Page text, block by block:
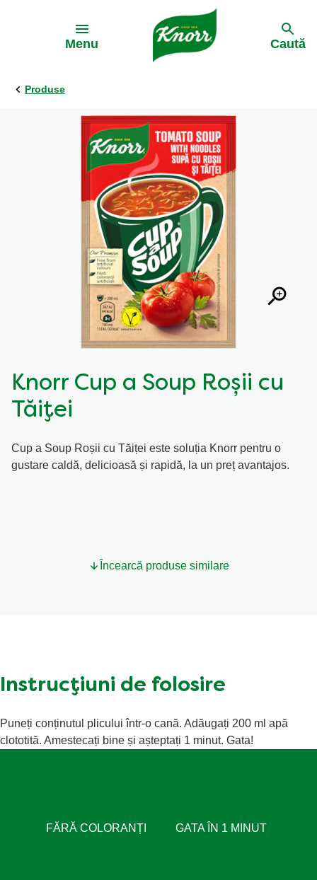
Menu Caută
Produse
Knorr Cup a Soup Roșii cu
Tăiței
Cup a Soup Roșii cu Tăiței este soluția Knorr pentru o
gustare caldă, delicioasă și rapidă, la un preț avantajos.
Încearcă produse similare
Instrucțiuni de folosire
Puneți conținutul plicului într-o cană. Adăugați 200 ml apă
clototită. Amestecați bine și așteptați 1 minut. Gata!
FĂRĂ COLORANȚI GATA ÎN 1 MINUT